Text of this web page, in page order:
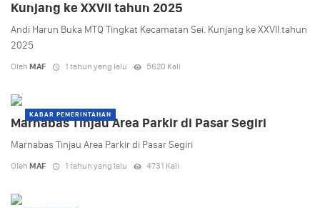
Kunjang ke XXVII tahun 2025
Andi Harun Buka MTQ Tingkat Kecamatan Sei. Kunjang ke XXVII tahun
2025
Oleh MAF 1 tahun yang lalu 5620 Kali
KABAR PEMERINTAHAN
Marnabas Tinjau Area Parkir di Pasar Segiri
Marnabas Tinjau Area Parkir di Pasar Segiri
Oleh MAF 1 tahun yang lalu 4731 Kali